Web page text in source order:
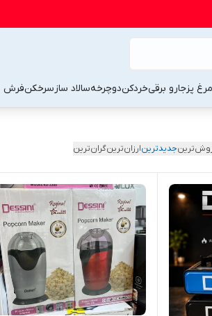
پزجارو برقیخردکندوچرخهسالاد سازسرخکنفرش
جدیدترینارزان‌ترینگران‌ترین